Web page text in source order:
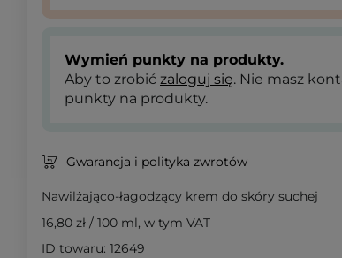
Wymień punkty na produkty.
Aby to zrobić zaloguj się. Nie masz
punkty na produkty.
Gwarancja i polityka zwrotów
Nawilżająco-łagodzący krem do skóry suchej
16,80 zł / 100 ml, w tym VAT
ID towaru: 12649